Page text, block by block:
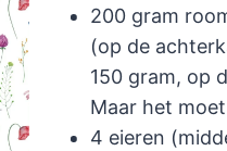
200 gram
(op de
150 gram, op
Maar het
4 eieren